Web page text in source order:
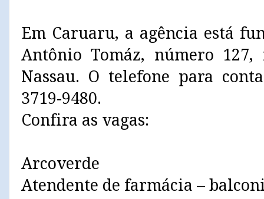
Em Caruaru, a agência está
Antônio Tomáz, número
Nassau. O telefone para
3719-9480.
Confira as vagas:
Arcoverde
Atendente de farmácia –